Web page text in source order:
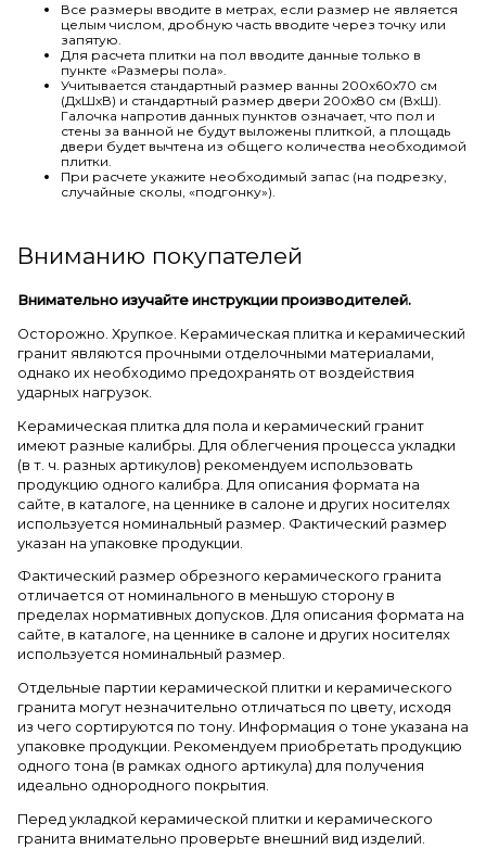
Все размеры вводите в метрах, если размер не является
целым числом, дробную часть вводите через точку или
запятую.
Для расчета плитки на пол вводите данные только в
пункте «Размеры пола».
Учитывается стандартный размер ванны 200х60х70 см
(ДхШхВ) и стандартный размер двери 200х80 см (ВхШ).
Галочка напротив данных пунктов означает, что пол и
стены за ванной не будут выложены плиткой, а площадь
двери будет вычтена из общего количества необходимой
плитки.
При расчете укажите необходимый запас (на подрезку,
случайные сколы, «подгонку»).
Вниманию покупателей
Внимательно изучайте инструкции производителей.
Осторожно. Хрупкое. Керамическая плитка и керамический
гранит являются прочными отделочными материалами,
однако их необходимо предохранять от воздействия
ударных нагрузок.
Керамическая плитка для пола и керамический гранит
имеют разные калибры. Для облегчения процесса укладки
(в т. ч. разных артикулов) рекомендуем использовать
продукцию одного калибра. Для описания формата на
сайте, в каталоге, на ценнике в салоне и других носителях
используется номинальный размер. Фактический размер
указан на упаковке продукции.
Фактический размер обрезного керамического гранита
отличается от номинального в меньшую сторону в
пределах нормативных допусков. Для описания формата на
сайте, в каталоге, на ценнике в салоне и других носителях
используется номинальный размер.
Отдельные партии керамической плитки и керамического
гранита могут незначительно отличаться по цвету, исходя
из чего сортируются по тону. Информация о тоне указана на
упаковке продукции. Рекомендуем приобретать продукцию
одного тона (в рамках одного артикула) для получения
идеально однородного покрытия.
Перед укладкой керамической плитки и керамического
гранита внимательно проверьте внешний вид изделий.